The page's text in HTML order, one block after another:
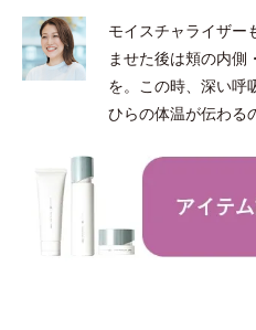
モイスチャライザー
ませた後は頬の内側
を。この時、深い呼
ひらの体温が伝わる